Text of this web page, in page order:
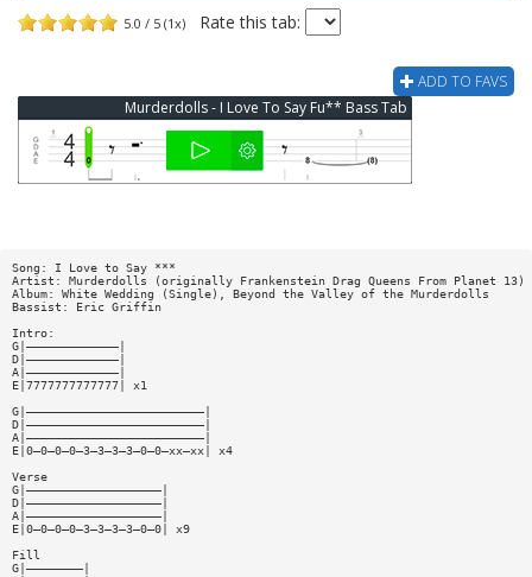
5.0 / 5 (1x) Rate this tab:
ADD TO FAVS
Murderdolls - I Love To Say Fu** Bass Tab
Song: I Love to Say ***
Artist: Murderdolls (originally Frankenstein Drag Queens From Planet 13)
Album: White Wedding (Single), Beyond the Valley of the Murderdolls
Bassist: Eric Griffin
Intro:
G|—————————————|
D|—————————————|
A|—————————————|
E|7777777777777| x1
G|—————————————————————————|
D|—————————————————————————|
A|—————————————————————————|
E|0—0—0—0—3—3—3—3—0—0—xx—xx| x4
Verse
G|———————————————————|
D|———————————————————|
A|———————————————————|
E|0—0—0—0—3—3—3—3—0—0| x9
Fill
G|————————|